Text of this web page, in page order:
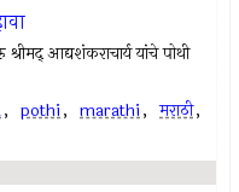
आद्यशंकराचार्य यांचे पोथी
, pothi, marathi, मराठी,